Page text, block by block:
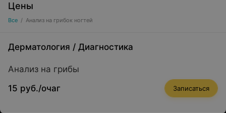
Цены
Все / Анализ на грибок ногтей
Дерматология / Диагностика
Анализ на грибы
15 руб./очаг
Записаться